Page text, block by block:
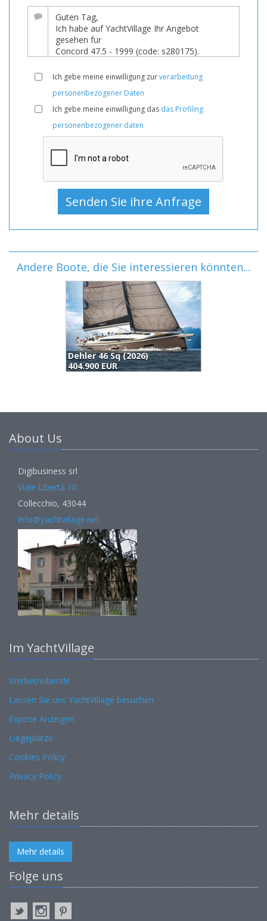
Ich gebe meine einwilligung zurverarbeitung
personenbezogener Daten
Ich gebe meine einwilligung das das Profiling
personenbezogener daten
Andere Boote, die Sie interessieren könnten...
Dehler 46 Sq (2026)
404.900 EUR
About Us
Digibusiness srl
Viale Libertà 10
Collecchio, 43044
info@yachtvillage.net
Im YachtVillage
Werbetreibende
Lassen Sie uns YachtVillage besuchen
Expose Anzeigen
Liegeplätze
Cookies Policy
Privacy Policy
Mehr details
Mehr details
Folge uns